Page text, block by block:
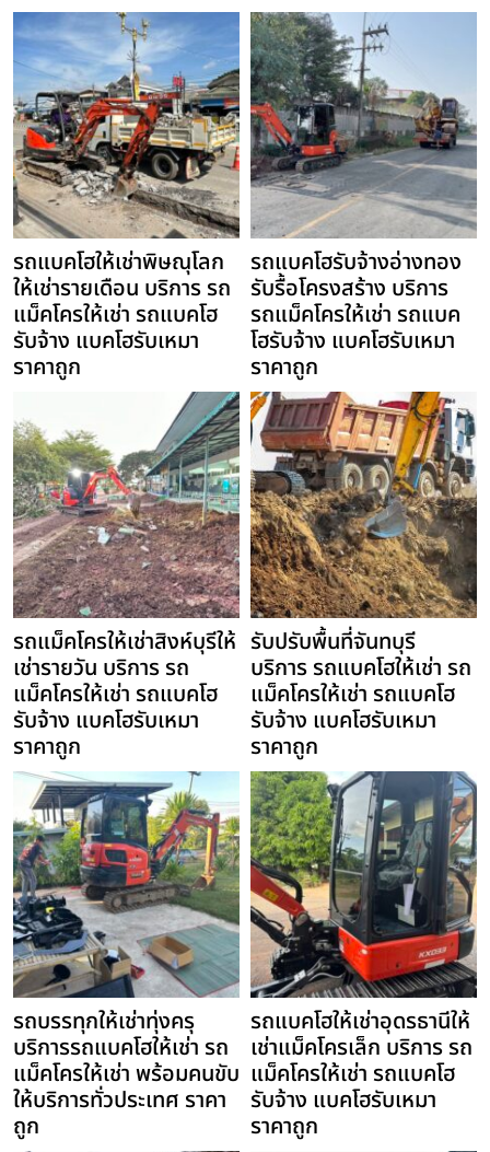
รถแบคโฮให้เช่าพิษณุโลก
ให้เช่ารายเดือน บริการ รถ
แม็คโครให้เช่า รถแบคโฮ
รับจ้าง แบคโฮรับเหมา
ราคาถูก
รถแบคโฮรับจ้างอ่างทอง
รับรื้อโครงสร้าง บริการ
รถแม็คโครให้เช่า รถแบค
โฮรับจ้าง แบคโฮรับเหมา
ราคาถูก
รถแม็คโครให้เช่าสิงห์บุรีให้
เช่ารายวัน บริการ รถ
แม็คโครให้เช่า รถแบคโฮ
รับจ้าง แบคโฮรับเหมา
ราคาถูก
รับปรับพื้นที่จันทบุรี
บริการ รถแบคโฮให้เช่า รถ
แม็คโครให้เช่า รถแบคโฮ
รับจ้าง แบคโฮรับเหมา
ราคาถูก
รถบรรทุกให้เช่าทุ่งครุ
บริการรถแบคโฮให้เช่า รถ
แม็คโครให้เช่า พร้อมคนขับ
ให้บริการทั่วประเทศ ราคา
ถูก
รถแบคโฮให้เช่าอุดรธานีให้
เช่าแม็คโครเล็ก บริการ รถ
แม็คโครให้เช่า รถแบคโฮ
รับจ้าง แบคโฮรับเหมา
ราคาถูก